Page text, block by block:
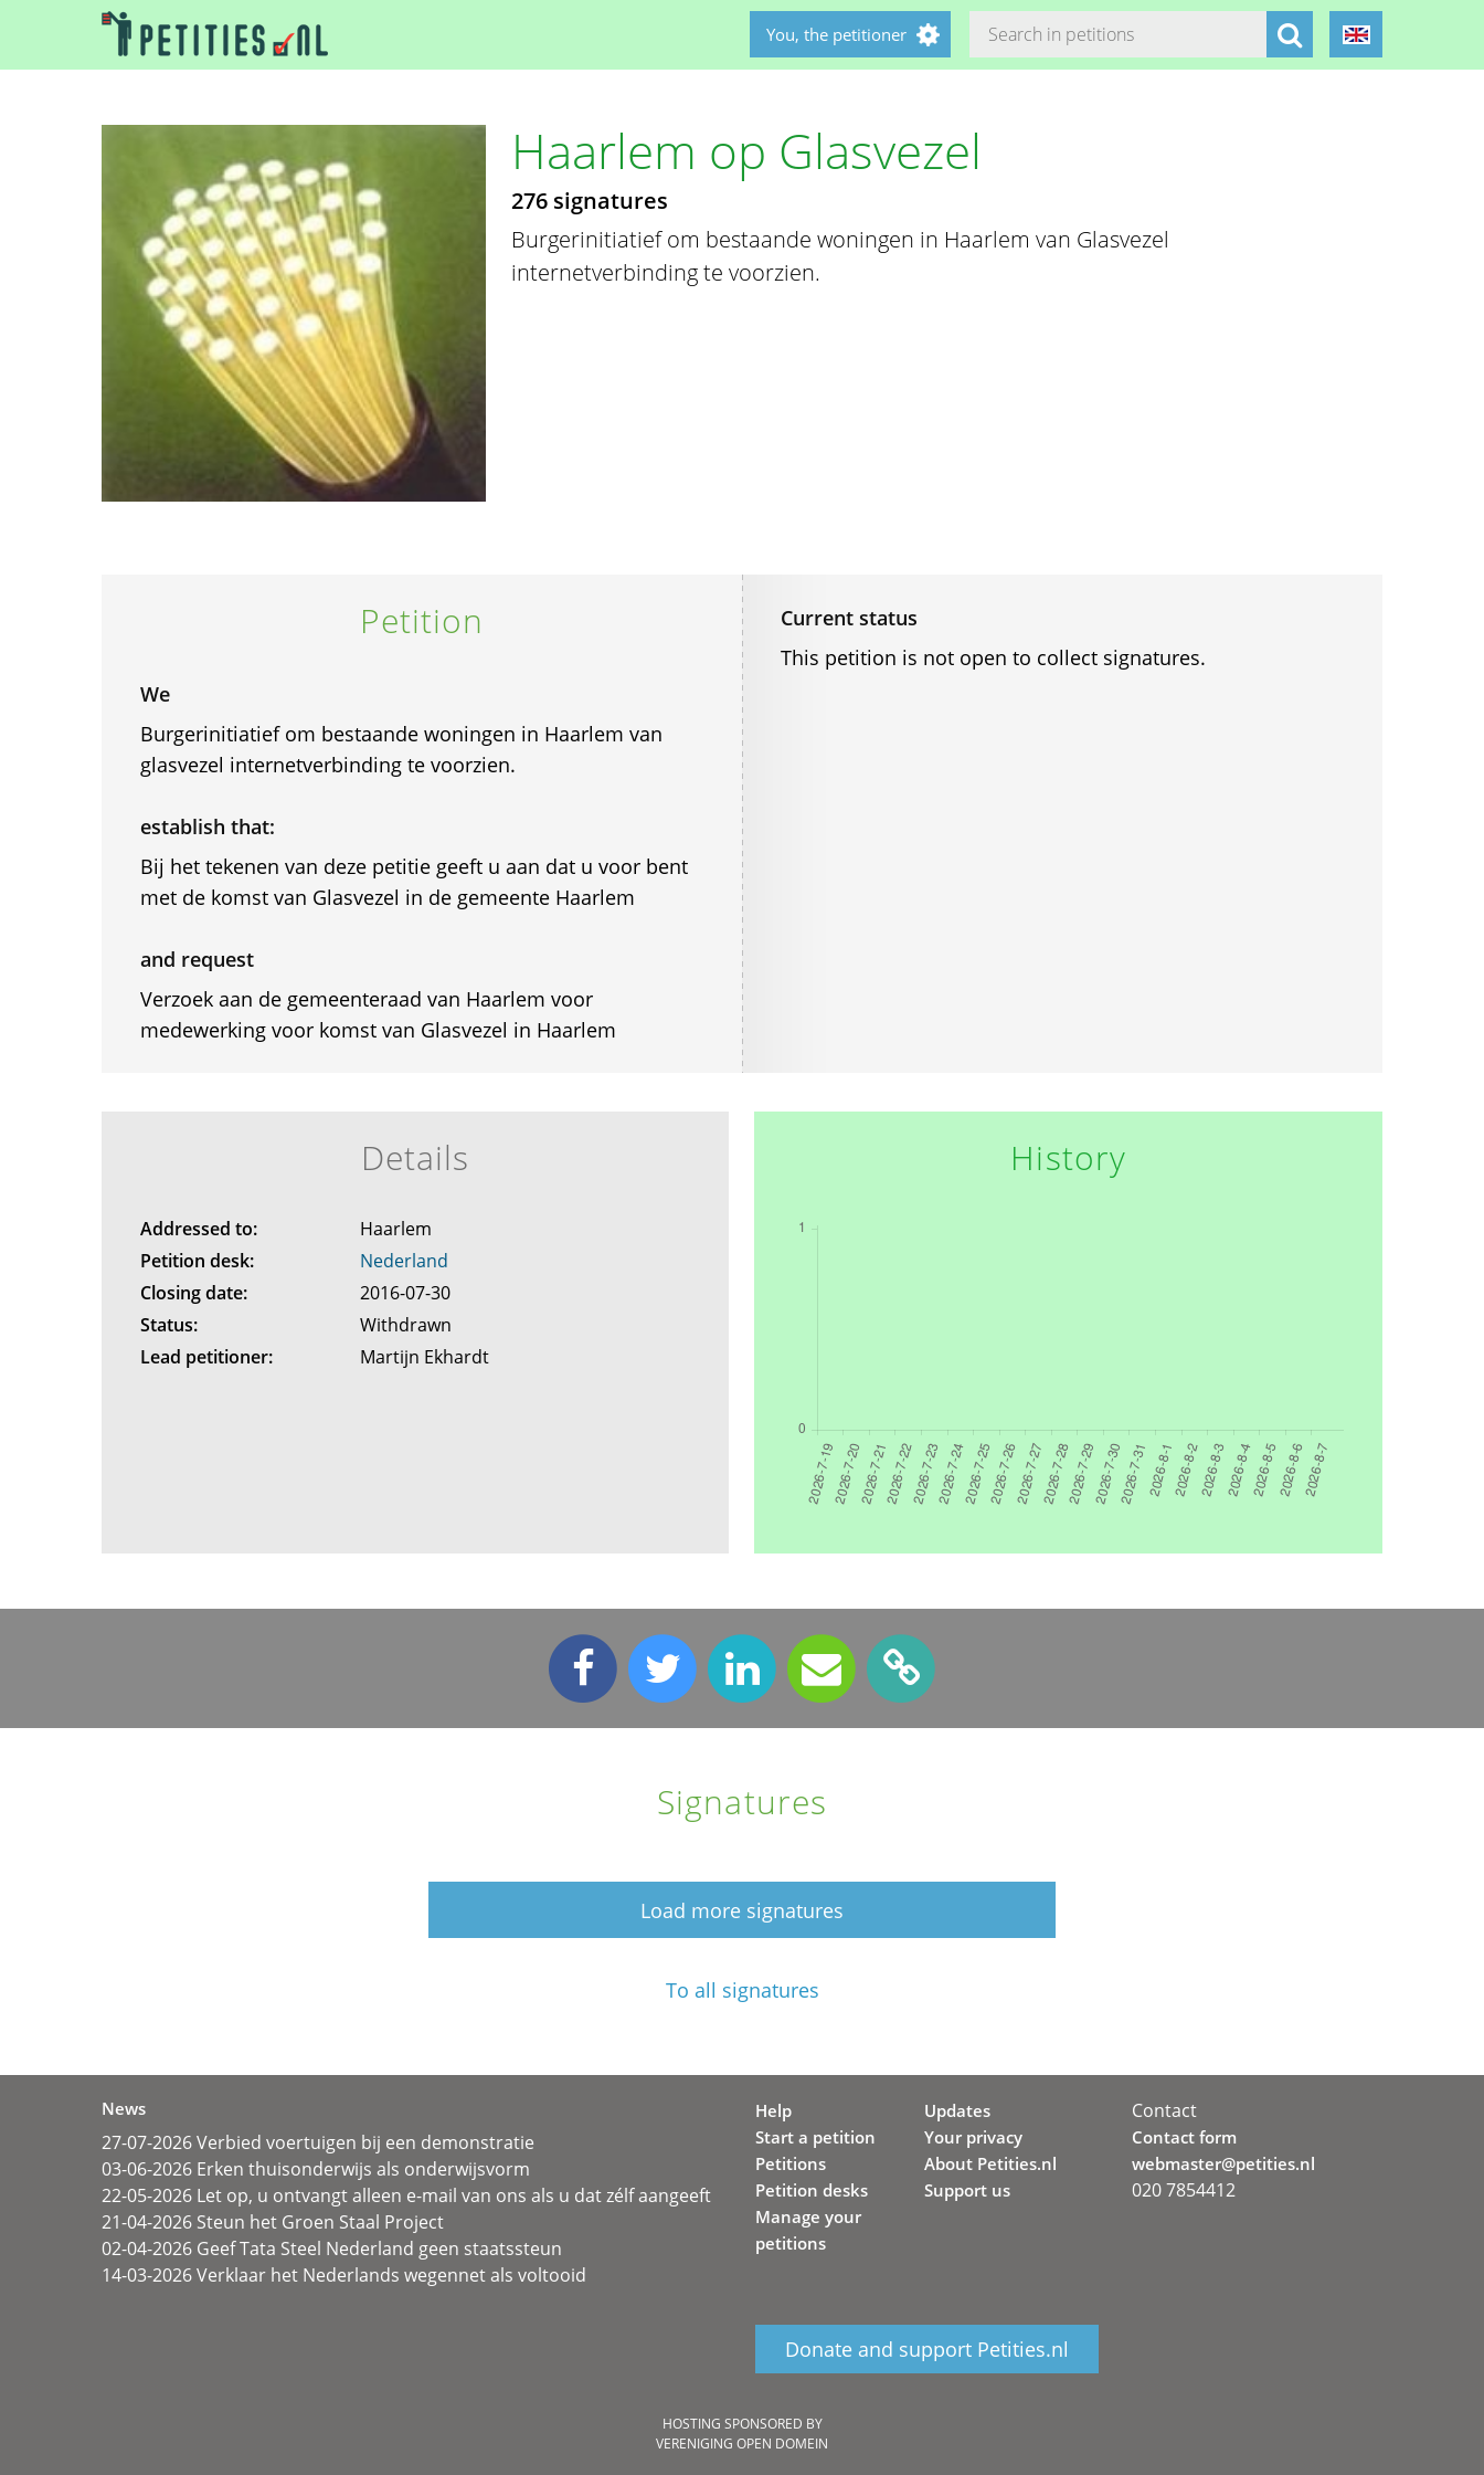
You, the petitioner
Haarlem op Glasvezel
276 signatures
Burgerinitiatief om bestaande woningen in Haarlem van Glasvezel
internetverbinding te voorzien.
Petition
We
Burgerinitiatief om bestaande woningen in Haarlem van
glasvezel internetverbinding te voorzien.
establish that:
Bij het tekenen van deze petitie geeft u aan dat u voor bent
met de komst van Glasvezel in de gemeente Haarlem
and request
Verzoek aan de gemeenteraad van Haarlem voor
medewerking voor komst van Glasvezel in Haarlem
Current status
This petition is not open to collect signatures.
Details
Addressed to:
Haarlem
Petition desk:
Nederland
Closing date:
2016-07-30
Status:
Withdrawn
Lead petitioner:
Martijn Ekhardt
History
Signatures
Load more signatures
To all signatures
News
27-07-2026 Verbied voertuigen bij een demonstratie
03-06-2026 Erken thuisonderwijs als onderwijsvorm
22-05-2026 Let op, u ontvangt alleen e-mail van ons als u dat zélf aangeeft
21-04-2026 Steun het Groen Staal Project
02-04-2026 Geef Tata Steel Nederland geen staatssteun
14-03-2026 Verklaar het Nederlands wegennet als voltooid
Help
Start a petition
Petitions
Petition desks
Manage your
petitions
Updates
Your privacy
About Petities.nl
Support us
Donate and support Petities.nl
Contact
Contact form
webmaster@petities.nl
020 7854412
HOSTING SPONSORED BY
VERENIGING OPEN DOMEIN